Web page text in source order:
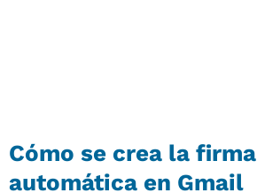
Cómo se crea la firma
automática en Gmail